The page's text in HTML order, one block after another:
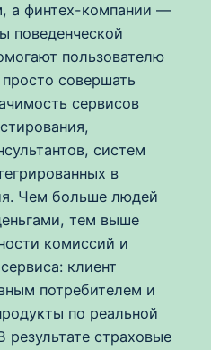
а финтех-компании —
поведенческой
пользователю
совершать
сервисов
систем
в
Чем больше людей
тем выше
комиссий и
клиент
потребителем и
по реальной
страховые